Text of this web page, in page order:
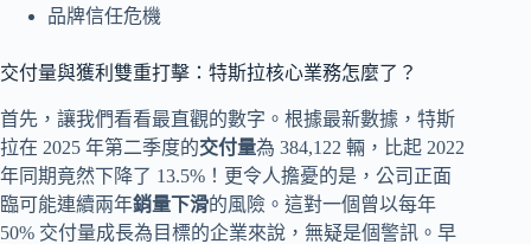
品牌信任危機
交付量與獲利雙重打擊：特斯拉核心業務怎麼了？
首先，讓我們看看最直觀的數字。根據最新數據，特斯
拉在 2025 年第二季度的交付量為 384,122 輛，比起 2022
年同期竟然下降了 13.5%！更令人擔憂的是，公司正面
臨可能連續兩年銷量下滑的風險。這對一個曾以每年
50% 交付量成長為目標的企業來說，無疑是個警訊。早